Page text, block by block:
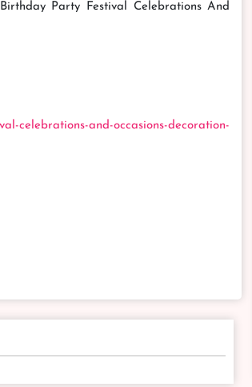
Birthday Party Festival Celebrations And
celebrations-and-occasions-decoration-